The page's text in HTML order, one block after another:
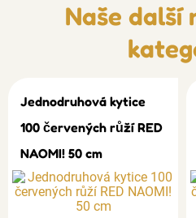
Naše další
Jednodruhová kytice
100 červených růží RED
NAOMI! 50 cm